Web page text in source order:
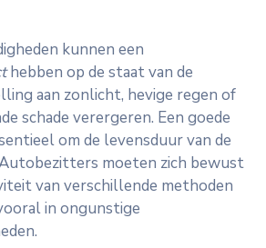
kunnen een
hebben op de staat van de
aan zonlicht, hevige regen of
schade verergeren. Een goede
om de levensduur van de
moeten zich bewust
van verschillende methoden
in ongunstige